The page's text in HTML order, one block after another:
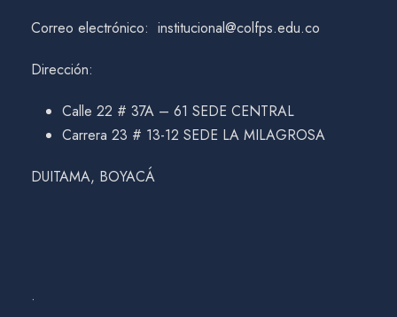
Correo electrónico: institucional@colfps.edu.co
Dirección:
Calle 22 # 37A – 61 SEDE CENTRAL
Carrera 23 # 13-12 SEDE LA MILAGROSA
DUITAMA, BOYACÁ
.